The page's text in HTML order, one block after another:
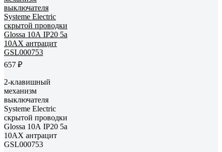
657 ₽
2-клавишный
механизм
выключателя
Systeme Electric
скрытой проводки
Glossa 10А IP20 5а
10AX антрацит
GSL000753